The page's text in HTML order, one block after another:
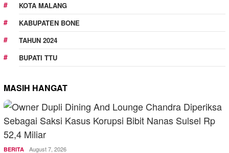
KOTA MALANG
KABUPATEN BONE
TAHUN 2024
BUPATI TTU
MASIH HANGAT
BERITA August 7, 2026